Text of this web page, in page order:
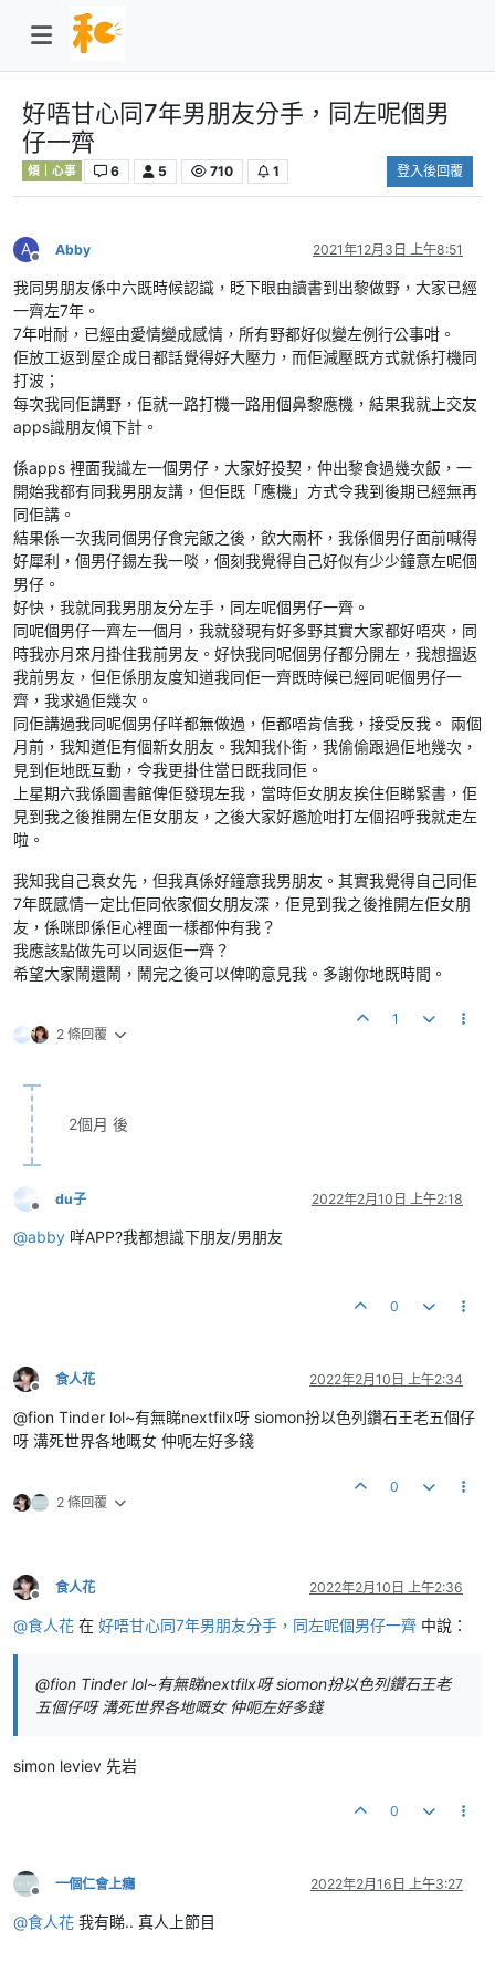
好唔甘心同7年男朋友分手，同左呢個男
仔一齊
傾｜心事 6 5 710 1 登入後回覆
A
離線
Abby 2021年12月3日 上午8:51
我同男朋友係中六既時候認識，眨下眼由讀書到出黎做野，大家已經
一齊左7年。
7年咁耐，已經由愛情變成感情，所有野都好似變左例行公事咁。
佢放工返到屋企成日都話覺得好大壓力，而佢減壓既方式就係打機同
打波；
每次我同佢講野，佢就一路打機一路用個鼻黎應機，結果我就上交友
apps識朋友傾下計。
係apps 裡面我識左一個男仔，大家好投契，仲出黎食過幾次飯，一
開始我都有同我男朋友講，但佢既「應機」方式令我到後期已經無再
同佢講。
結果係一次我同個男仔食完飯之後，飲大兩杯，我係個男仔面前喊得
好犀利，個男仔錫左我一啖，個刻我覺得自己好似有少少鐘意左呢個
男仔。
好快，我就同我男朋友分左手，同左呢個男仔一齊。
同呢個男仔一齊左一個月，我就發現有好多野其實大家都好唔夾，同
時我亦月來月掛住我前男友。好快我同呢個男仔都分開左，我想搵返
我前男友，但佢係朋友度知道我同佢一齊既時候已經同呢個男仔一
齊，我求過佢幾次。
同佢講過我同呢個男仔咩都無做過，佢都唔肯信我，接受反我。 兩個
月前，我知道佢有個新女朋友。我知我仆街，我偷偷跟過佢地幾次，
見到佢地既互動，令我更掛住當日既我同佢。
上星期六我係圖書館俾佢發現左我，當時佢女朋友挨住佢睇緊書，佢
見到我之後推開左佢女朋友，之後大家好尷尬咁打左個招呼我就走左
啦。
我知我自己衰女先，但我真係好鐘意我男朋友。其實我覺得自己同佢
7年既感情一定比佢同依家個女朋友深，佢見到我之後推開左佢女朋
友，係咪即係佢心裡面一樣都仲有我？
我應該點做先可以同返佢一齊？
希望大家鬧還鬧，鬧完之後可以俾啲意見我。多謝你地既時間。
2 條回覆
1
2個月 後
離線
du子 2022年2月10日 上午2:18
@abby 咩APP?我都想識下朋友/男朋友
0
離線
食人花 2022年2月10日 上午2:34
@fion Tinder lol~有無睇nextfilx呀 siomon扮以色列鑽石王老五個仔
呀 溝死世界各地嘅女 仲呃左好多錢
2 條回覆
0
離線
食人花 2022年2月10日 上午2:36
@食人花 在 好唔甘心同7年男朋友分手，同左呢個男仔一齊 中說：
@fion Tinder lol~有無睇nextfilx呀 siomon扮以色列鑽石王老
五個仔呀 溝死世界各地嘅女 仲呃左好多錢
simon leviev 先岩
0
離線
一個仁會上癮 2022年2月16日 上午3:27
@食人花 我有睇.. 真人上節目